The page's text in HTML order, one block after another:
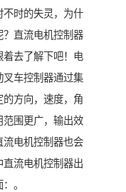
不时的失灵，为什
？直流电机控制器
着去了解下吧！电
叉车控制器通过集
方向，速度，角
范围更广，输出效
流电机控制器也会
流电机控制器出
。